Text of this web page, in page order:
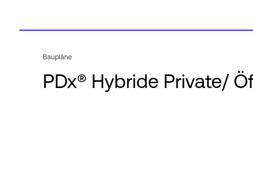
Baupläne
PDx® Hybride Private/